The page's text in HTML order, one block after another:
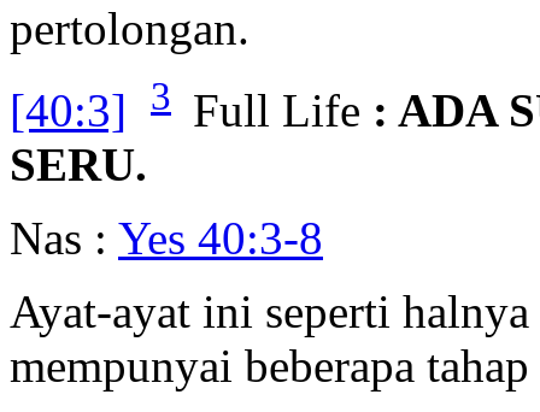
pertolongan.
[40:3]
3 Full Life : ADA
SERU.
Nas : Yes 40:3-8
Ayat-ayat ini seperti
mempunyai beberapa